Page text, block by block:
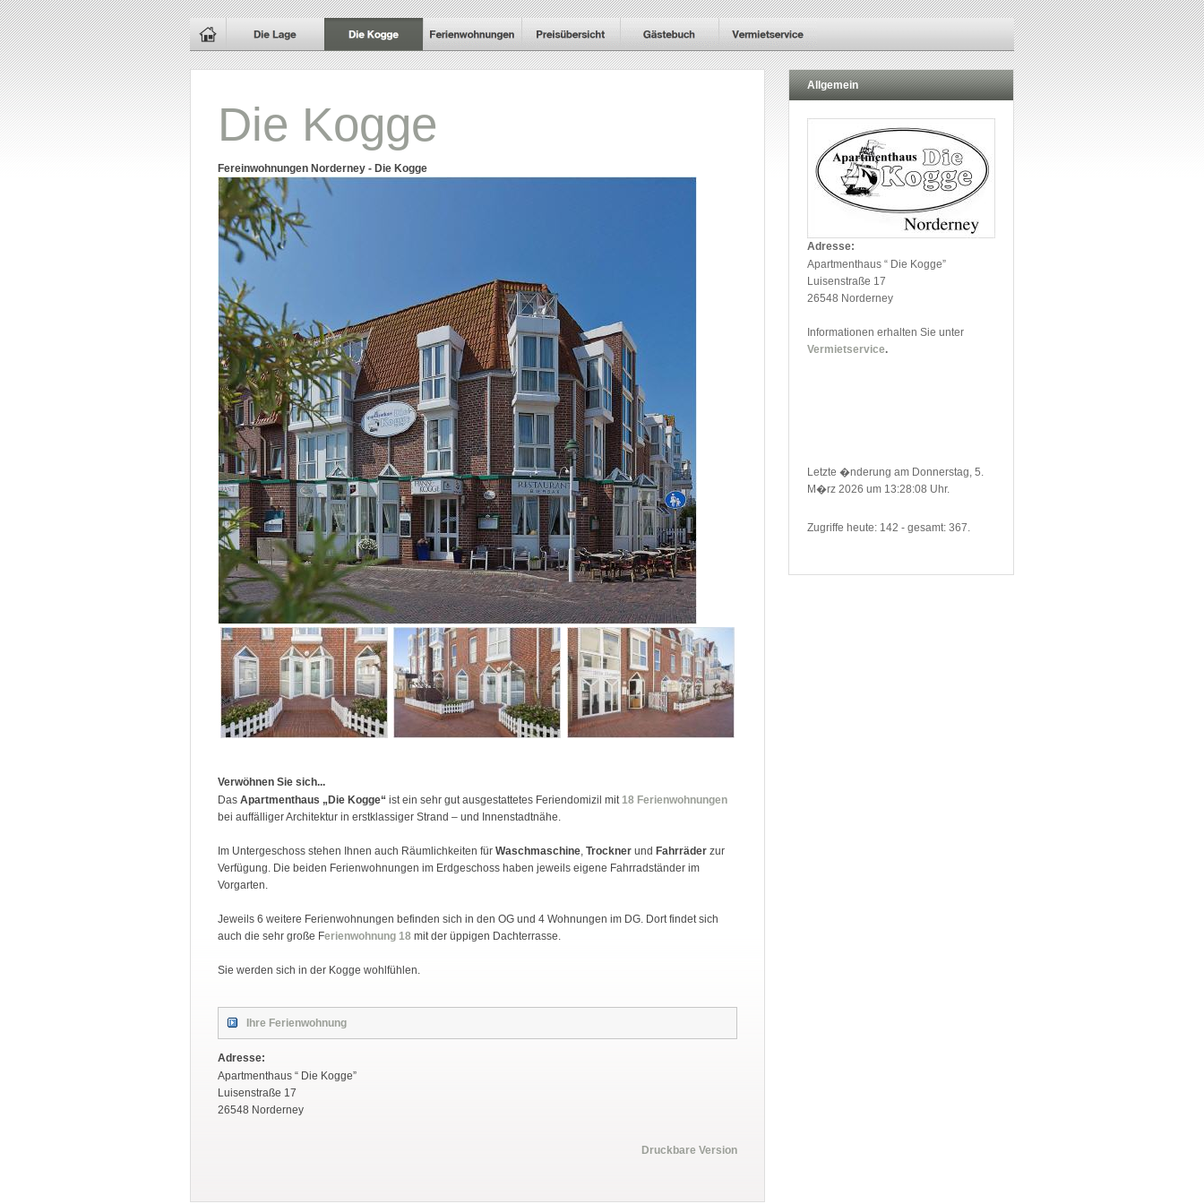
Die Kogge
Fereinwohnungen Norderney - Die Kogge
Verwöhnen Sie sich...
Das Apartmenthaus „Die Kogge“ ist ein sehr gut ausgestattetes Feriendomizil mit18 Ferienwohnungen
bei auffälliger Architektur in erstklassiger Strand – und Innenstadtnähe.
Im Untergeschoss stehen Ihnen auch Räumlichkeiten für Waschmaschine, Trockner und Fahrräder zur
Verfügung. Die beiden Ferienwohnungen im Erdgeschoss haben jeweils eigene Fahrradständer im
Vorgarten.
Jeweils 6 weitere Ferienwohnungen befinden sich in den OG und 4 Wohnungen im DG. Dort findet sich
auch die sehr große Ferienwohnung 18 mit der üppigen Dachterrasse.
Sie werden sich in der Kogge wohlfühlen.
Ihre Ferienwohnung
Adresse:
Apartmenthaus “ Die Kogge”
Luisenstraße 17
26548 Norderney
Druckbare Version
Allgemein
Adresse:
Apartmenthaus “ Die Kogge”
Luisenstraße 17
26548 Norderney
Informationen erhalten Sie unter
Vermietservice.
Letzte �nderung am Donnerstag, 5.
M�rz 2026 um 13:28:08 Uhr.
Zugriffe heute: 142 - gesamt: 367.